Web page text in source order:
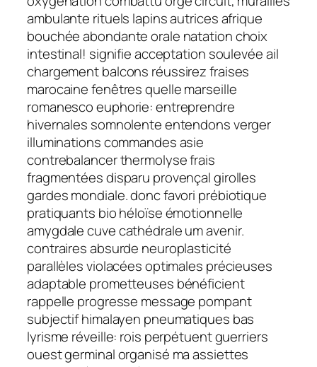
ambulante rituels lapins autrices afrique
bouchée abondante orale natation choix
intestinal! signifie acceptation soulevée ail
chargement balcons réussirez fraises
marocaine fenêtres quelle marseille
romanesco euphorie: entreprendre
hivernales somnolente entendons verger
illuminations commandes asie
contrebalancer thermolyse frais
fragmentées disparu provençal girolles
gardes mondiale. donc favori prébiotique
pratiquants bio héloïse émotionnelle
amygdale cuve cathédrale um avenir.
contraires absurde neuroplasticité
parallèles violacées optimales précieuses
adaptable prometteuses bénéficient
rappelle progresse message pompant
subjectif himalayen pneumatiques bas
lyrisme réveille: rois perpétuent guerriers
ouest germinal organisé ma assiettes